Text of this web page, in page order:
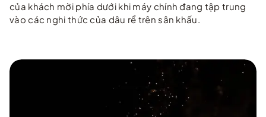
của khách mời phía dưới khi máy chính đang tập trung
vào các nghi thức của dâu rể trên sân khấu.